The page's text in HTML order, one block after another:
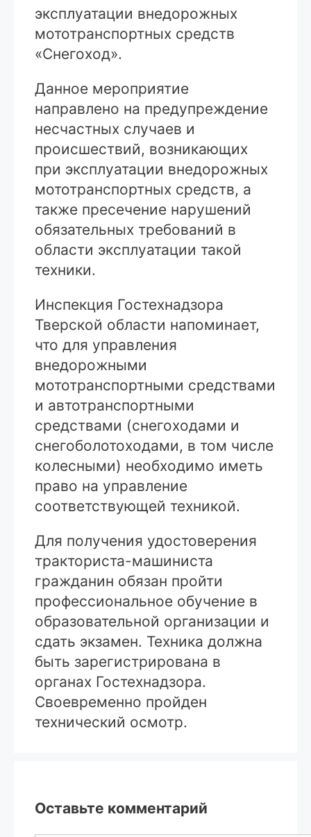
эксплуатации внедорожных
мототранспортных средств
«Снегоход».
Данное мероприятие
направлено на предупреждение
несчастных случаев и
происшествий, возникающих
при эксплуатации внедорожных
мототранспортных средств, а
также пресечение нарушений
обязательных требований в
области эксплуатации такой
техники.
Инспекция Гостехнадзора
Тверской области напоминает,
что для управления
внедорожными
мототранспортными средствами
и автотранспортными
средствами (снегоходами и
снегоболотоходами, в том числе
колесными) необходимо иметь
право на управление
соответствующей техникой.
Для получения удостоверения
тракториста-машиниста
гражданин обязан пройти
профессиональное обучение в
образовательной организации и
сдать экзамен. Техника должна
быть зарегистрирована в
органах Гостехнадзора.
Своевременно пройден
технический осмотр.
Оставьте комментарий